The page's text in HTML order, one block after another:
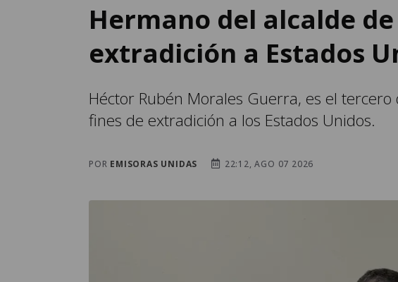
Hermano del alcalde
extradición a Estados
Héctor Rubén Morales Guerra, es el
fines de extradición a los Estados Unidos.
POR EMISORAS UNIDAS 22:12, AGO 07 2026